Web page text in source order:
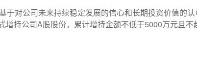
于对公司未来持续稳定发展的信心和长期投资价值的
增持公司A股股份，累计增持金额不低于5000万元且不